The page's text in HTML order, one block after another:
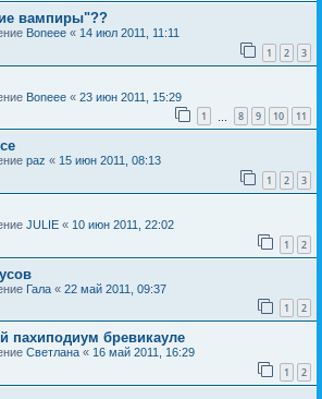
вампиры"??
Boneee « 14 июл 2011, 11:11
1 2 3
Boneee « 23 июн 2011, 15:29
1 8 9 10 11
paz « 15 июн 2011, 08:13
1 2 3
JULIE « 10 июн 2011, 22:02
1 2
Гала « 22 май 2011, 09:37
1 2
пахиподиум бревикауле
Светлана « 16 май 2011, 16:29
1 2